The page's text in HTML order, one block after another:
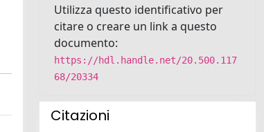
Utilizza questo identificativo per
citare o creare un link a questo
documento:
https://hdl.handle.net/20.500.117
68/20334
Citazioni